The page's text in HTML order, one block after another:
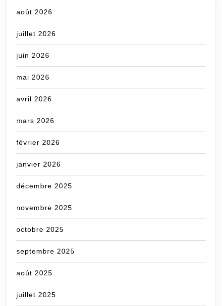
août 2026
juillet 2026
juin 2026
mai 2026
avril 2026
mars 2026
février 2026
janvier 2026
décembre 2025
novembre 2025
octobre 2025
septembre 2025
août 2025
juillet 2025